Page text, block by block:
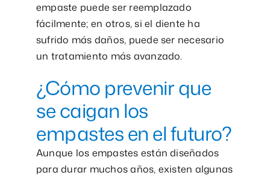
empaste puede ser reemplazado
fácilmente; en otros, si el diente ha
sufrido más daños, puede ser necesario
un tratamiento más avanzado.
¿Cómo prevenir que
se caigan los
empastes en el futuro?
Aunque los empastes están diseñados
para durar muchos años, existen algunas